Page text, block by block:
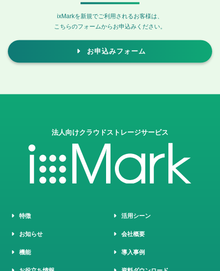
ixMarkを新規でご利用されるお客様は、
こちらのフォームからお申込みください。
お申込みフォーム
法人向けクラウドストレージサービス
特徴 活用シーン
お知らせ 会社概要
機能 導入事例